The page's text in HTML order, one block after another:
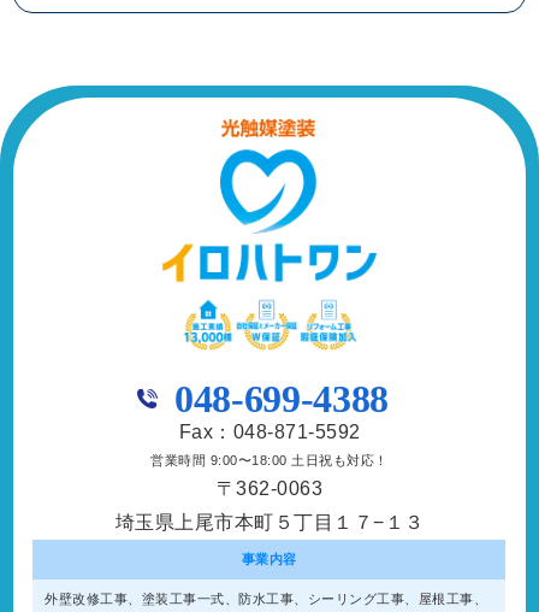
048-699-4388
Fax：048-871-5592
営業時間 9:00〜18:00 土日祝も対応！
〒362-0063
埼玉県上尾市本町５丁目１７−１３
事業内容
外壁改修工事、塗装工事⼀式、防水工事、シーリング工事、屋根工事、